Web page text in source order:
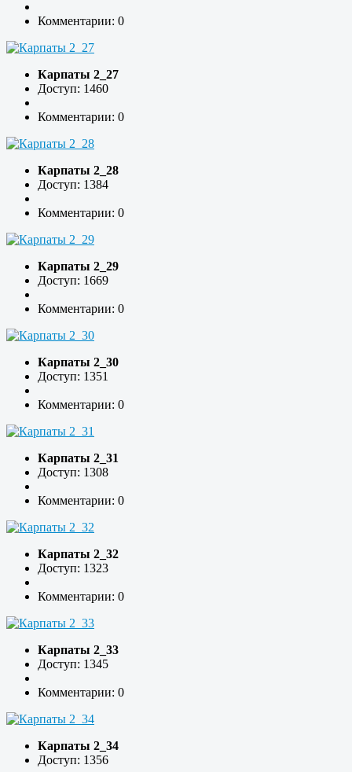
Комментарии: 0
Карпаты 2_27
Доступ: 1460
Комментарии: 0
Карпаты 2_28
Доступ: 1384
Комментарии: 0
Карпаты 2_29
Доступ: 1669
Комментарии: 0
Карпаты 2_30
Доступ: 1351
Комментарии: 0
Карпаты 2_31
Доступ: 1308
Комментарии: 0
Карпаты 2_32
Доступ: 1323
Комментарии: 0
Карпаты 2_33
Доступ: 1345
Комментарии: 0
Карпаты 2_34
Доступ: 1356